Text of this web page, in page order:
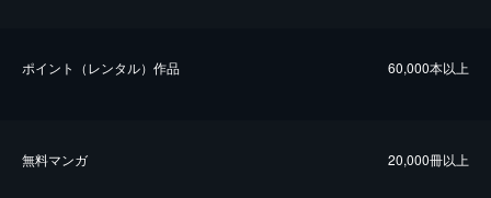
ポイント（レンタル）作品 60,000本以上
無料マンガ 20,000冊以上